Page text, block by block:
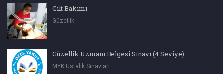
Cilt Bakımı
Güzellik
Güzellik Uzmanı Belgesi Sınavı (4.Seviye)
MYK Ustalık Sınavları